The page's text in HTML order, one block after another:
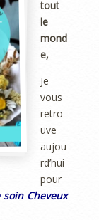
tout
le
mond
e,
Je
vous
retro
uve
aujou
rd’hui
pour
Cheveux